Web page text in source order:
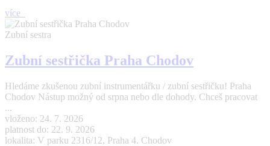
více
Zubní sestra
Zubní sestřička Praha Chodov
Hledáme zkušenou zubní instrumentářku / zubní sestřičku! Praha
Chodov Nástup možný od srpna nebo dle dohody. Chceš pracovat
...
vloženo: 24. 7. 2026
platnost do: 22. 9. 2026
lokalita: V parku 2316/12, Praha 4. Chodov